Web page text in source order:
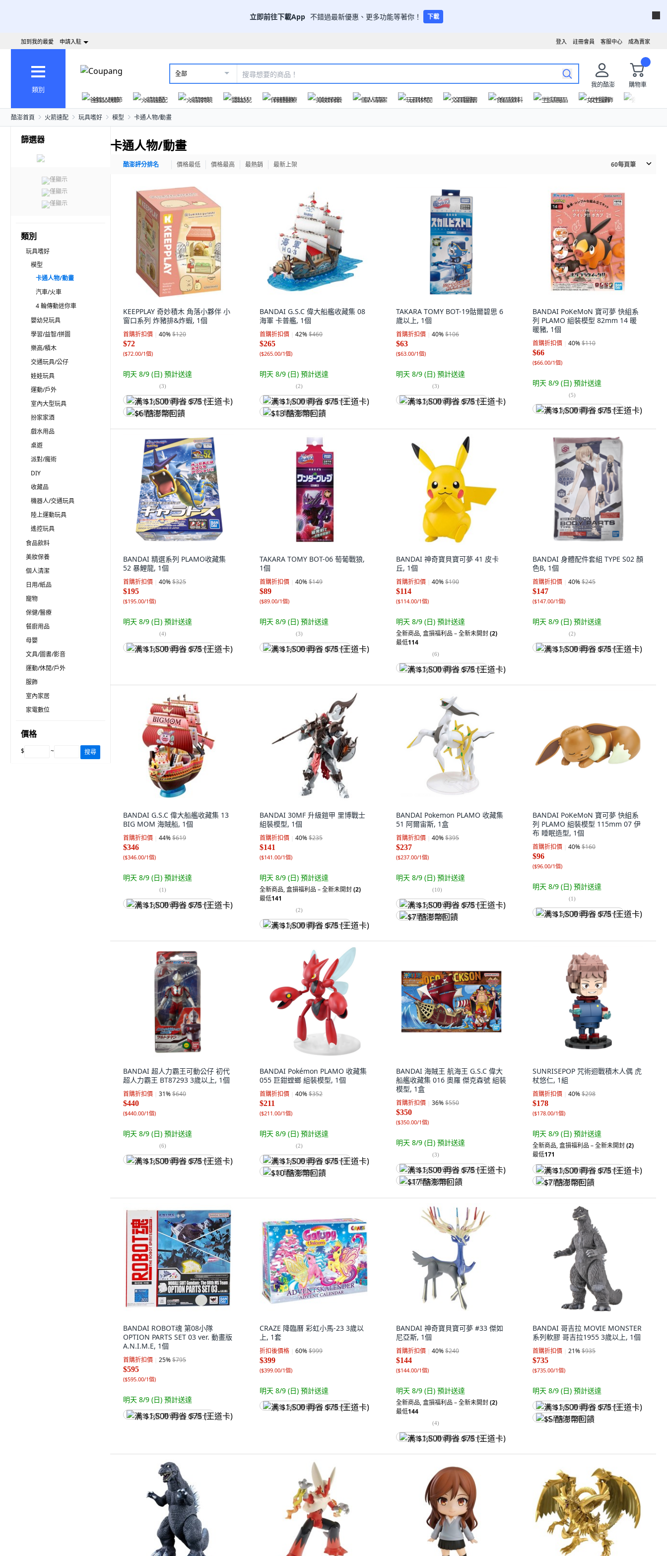
立即前往下載App 不錯過最新優惠、更多功能等著你！ 下載
成為賣家
客服中心
註冊會員
登入
加到我的最愛 申請入駐
類別
全部
我的酷澎
購物車
爸氣父親節
火箭速配 火箭跨境 嬰幼兒 保健醫療 美妝保養 個人清潔 玩具休閒 文具圖書 食品飲料 生活用品 女性服飾
酷澎首頁 火箭速配 玩具嗜好 模型 卡通人物/動畫
篩選器
僅顯示
僅顯示
僅顯示
類別
玩具嗜好
模型
卡通人物/動畫
汽車/火車
4 輪傳動迷你車
嬰幼兒玩具
學習/益智/拼圖
樂高/積木
交通玩具/公仔
娃娃玩具
運動/戶外
室內大型玩具
扮家家酒
戲水用品
桌遊
派對/魔術
DIY
收藏品
機器人/交通玩具
陸上運動玩具
遙控玩具
食品飲料
美妝保養
個人清潔
日用/紙品
寵物
保健/醫療
餐廚用品
母嬰
文具/圖書/影音
運動/休閒/戶外
服飾
室內家居
家電數位
價格
$ ~ 搜尋
卡通人物/動畫
酷澎評分排名 價格最低 價格最高 最熱銷 最新上架 60每頁筆
KEEPPLAY 奇妙積木 角落小夥伴 小
窗口系列 炸豬排&炸蝦, 1個
首購折扣價 40%$120
$72
($72.00/1個)
明天 8/9 (日) 預計送達
(3)
满 $1,500 再省 $75 (王道卡)
$6 酷澎幣回饋
BANDAI G.S.C 偉大船艦收藏集 08
海軍 卡普艦, 1個
首購折扣價 42%$460
$265
($265.00/1個)
明天 8/9 (日) 預計送達
(2)
满 $1,500 再省 $75 (王道卡)
$13 酷澎幣回饋
TAKARA TOMY BOT-19骷爾碧思 6
歲以上, 1個
首購折扣價 40%$106
$63
($63.00/1個)
明天 8/9 (日) 預計送達
(3)
满 $1,500 再省 $75 (王道卡)
BANDAI PoKeMoN 寶可夢 快組系
列 PLAMO 組裝模型 82mm 14 暖
暖豬, 1個
首購折扣價 40%$110
$66
($66.00/1個)
明天 8/9 (日) 預計送達
(5)
满 $1,500 再省 $75 (王道卡)
BANDAI 精選系列 PLAMO收藏集
52 暴鯉龍, 1個
首購折扣價 40%$325
$195
($195.00/1個)
明天 8/9 (日) 預計送達
(4)
满 $1,500 再省 $75 (王道卡)
TAKARA TOMY BOT-06 萄葡戰狼,
1個
首購折扣價 40%$149
$89
($89.00/1個)
明天 8/9 (日) 預計送達
(3)
满 $1,500 再省 $75 (王道卡)
BANDAI 神奇寶貝寶可夢 41 皮卡
丘, 1個
首購折扣價 40%$190
$114
($114.00/1個)
明天 8/9 (日) 預計送達
全新商品,盒損福利品 – 全新未開封(2)
最低114
(6)
满 $1,500 再省 $75 (王道卡)
BANDAI 身體配件套組 TYPE S02 顏
色B, 1個
首購折扣價 40%$245
$147
($147.00/1個)
明天 8/9 (日) 預計送達
(2)
满 $1,500 再省 $75 (王道卡)
BANDAI G.S.C 偉大船艦收藏集 13
BIG MOM 海賊船, 1個
首購折扣價 44%$619
$346
($346.00/1個)
明天 8/9 (日) 預計送達
(1)
满 $1,500 再省 $75 (王道卡)
BANDAI 30MF 升級鎧甲 里博戰士
組裝模型, 1個
首購折扣價 40%$235
$141
($141.00/1個)
明天 8/9 (日) 預計送達
全新商品,盒損福利品 – 全新未開封(2)
最低141
(2)
满 $1,500 再省 $75 (王道卡)
BANDAI Pokemon PLAMO 收藏集
51 阿爾宙斯, 1盒
首購折扣價 40%$395
$237
($237.00/1個)
明天 8/9 (日) 預計送達
(10)
满 $1,500 再省 $75 (王道卡)
$7 酷澎幣回饋
BANDAI PoKeMoN 寶可夢 快組系
列 PLAMO 組裝模型 115mm 07 伊
布 睡眠造型, 1個
首購折扣價 40%$160
$96
($96.00/1個)
明天 8/9 (日) 預計送達
(1)
满 $1,500 再省 $75 (王道卡)
BANDAI 超人力霸王可動公仔 初代
超人力霸王 BT87293 3歲以上, 1個
首購折扣價 31%$640
$440
($440.00/1個)
明天 8/9 (日) 預計送達
(6)
满 $1,500 再省 $75 (王道卡)
BANDAI Pokémon PLAMO 收藏集
055 巨鉗螳螂 組裝模型, 1個
首購折扣價 40%$352
$211
($211.00/1個)
明天 8/9 (日) 預計送達
(2)
满 $1,500 再省 $75 (王道卡)
$10 酷澎幣回饋
BANDAI 海賊王 航海王 G.S.C 偉大
船艦收藏集 016 奧羅 傑克森號 組裝
模型, 1盒
首購折扣價 36%$550
$350
($350.00/1個)
明天 8/9 (日) 預計送達
(3)
满 $1,500 再省 $75 (王道卡)
$17 酷澎幣回饋
SUNRISEPOP 咒術迴戰積木人偶 虎
杖悠仁, 1組
首購折扣價 40%$298
$178
($178.00/1個)
明天 8/9 (日) 預計送達
全新商品,盒損福利品 – 全新未開封(2)
最低171
满 $1,500 再省 $75 (王道卡)
$7 酷澎幣回饋
BANDAI ROBOT魂 第08小隊
OPTION PARTS SET 03 ver. 動畫版
A.N.I.M.E, 1個
首購折扣價 25%$795
$595
($595.00/1個)
明天 8/9 (日) 預計送達
满 $1,500 再省 $75 (王道卡)
CRAZE 降臨曆 彩虹小馬-23 3歲以
上, 1套
折扣後價格 60%$999
$399
($399.00/1個)
明天 8/9 (日) 預計送達
满 $1,500 再省 $75 (王道卡)
BANDAI 神奇寶貝寶可夢 #33 傑如
尼亞斯, 1個
首購折扣價 40%$240
$144
($144.00/1個)
明天 8/9 (日) 預計送達
全新商品,盒損福利品 – 全新未開封(2)
最低144
(4)
满 $1,500 再省 $75 (王道卡)
BANDAI 哥吉拉 MOVIE MONSTER
系列軟膠 哥吉拉1955 3歲以上, 1個
首購折扣價 21%$935
$735
($735.00/1個)
明天 8/9 (日) 預計送達
满 $1,500 再省 $75 (王道卡)
$5 酷澎幣回饋